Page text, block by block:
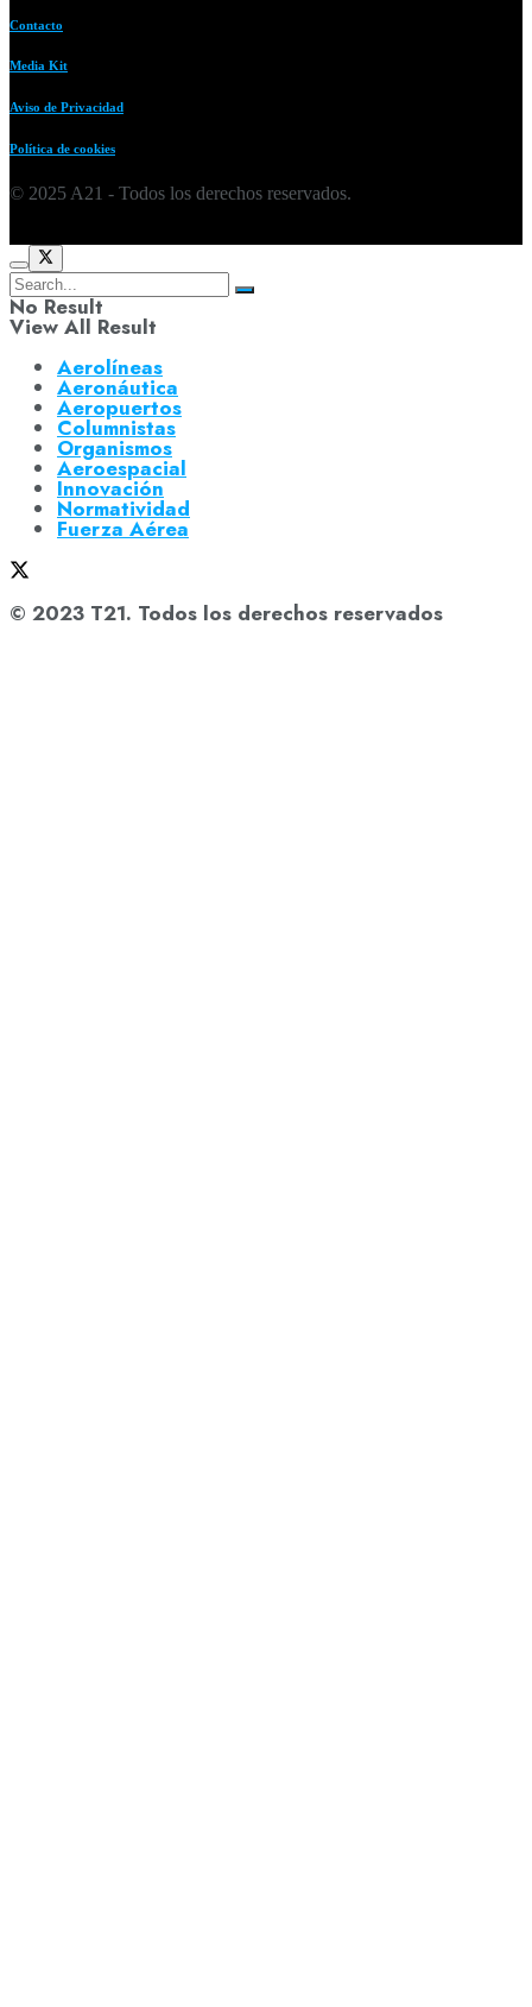
Contacto
Media Kit
Aviso de Privacidad
Política de cookies
© 2025 A21 - Todos los derechos reservados.
No Result
View All Result
Aerolíneas
Aeronáutica
Aeropuertos
Columnistas
Organismos
Aeroespacial
Innovación
Normatividad
Fuerza Aérea
© 2023 T21. Todos los derechos reservados